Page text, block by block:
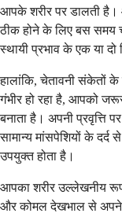
आपके शरीर पर डालती है।
ठीक होने के लिए बस समय
स्थायी प्रभाव के एक या दो
हालांकि, चेतावनी संकेतों
गंभीर हो रहा है, आपको
बनाता है। अपनी प्रवृत्ति
सामान्य मांसपेशियों के दर्द
उपयुक्त होता है।
आपका शरीर उल्लेखनीय
और कोमल देखभाल से अपने